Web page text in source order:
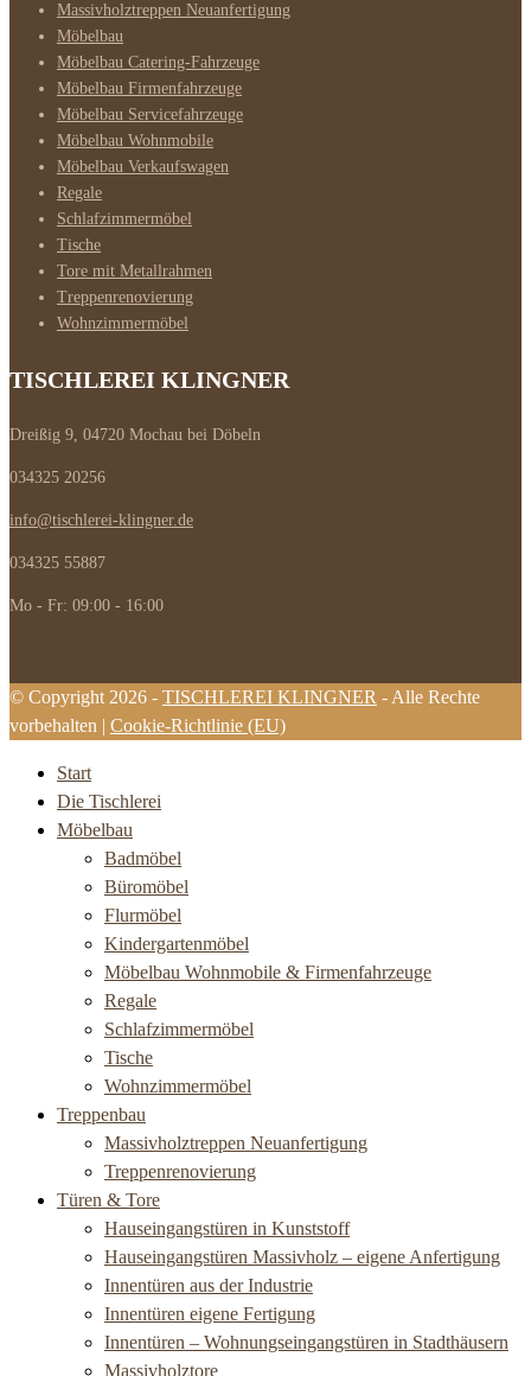
Massivholztreppen Neuanfertigung
Möbelbau
Möbelbau Catering-Fahrzeuge
Möbelbau Firmenfahrzeuge
Möbelbau Servicefahrzeuge
Möbelbau Wohnmobile
Möbelbau Verkaufswagen
Regale
Schlafzimmermöbel
Tische
Tore mit Metallrahmen
Treppenrenovierung
Wohnzimmermöbel
TISCHLEREI KLINGNER
Dreißig 9, 04720 Mochau bei Döbeln
034325 20256
info@tischlerei-klingner.de
034325 55887
Mo - Fr: 09:00 - 16:00
© Copyright 2026 - TISCHLEREI KLINGNER - Alle Rechte
vorbehalten | Cookie-Richtlinie (EU)
Start
Die Tischlerei
Möbelbau
Badmöbel
Büromöbel
Flurmöbel
Kindergartenmöbel
Möbelbau Wohnmobile & Firmenfahrzeuge
Regale
Schlafzimmermöbel
Tische
Wohnzimmermöbel
Treppenbau
Massivholztreppen Neuanfertigung
Treppenrenovierung
Türen & Tore
Hauseingangstüren in Kunststoff
Hauseingangstüren Massivholz – eigene Anfertigung
Innentüren aus der Industrie
Innentüren eigene Fertigung
Innentüren – Wohnungseingangstüren in Stadthäusern
Massivholztore